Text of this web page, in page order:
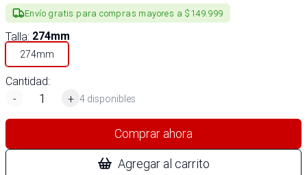
Envío gratis para compras mayores a $149.999
Talla: 274mm
274mm
Cantidad:
-
+ 4 disponibles
Comprar ahora
Agregar al carrito